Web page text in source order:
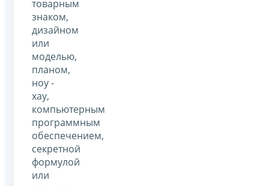
товарным
знаком,
дизайном
или
моделью,
планом,
ноу -
хау,
компьютерным
программным
обеспечением,
секретной
формулой
или